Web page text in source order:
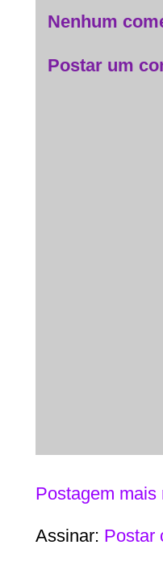
Nenhum
Postar um
Postagem mais
Assinar: Postar